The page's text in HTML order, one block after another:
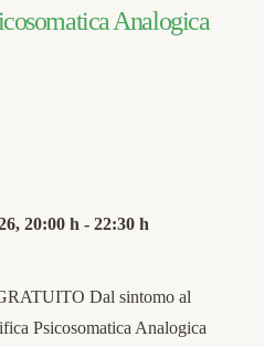
Analogica
, 20:00 h - 22:30 h
Dal sintomo al
Psicosomatica Analogica